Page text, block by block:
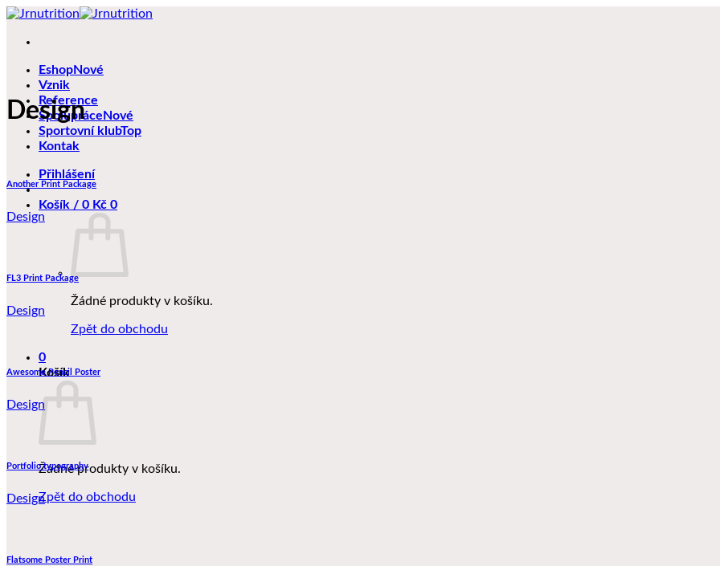
Přeskočit
obsah
Eshop
Vznik
Reference
Spolupráce
Sportovní klub
Kontak
Přihlášení
Košík / 0 Kč 0
Žádné produkty v košíku.
Zpět do obchodu
0
Košík
Žádné produkty v košíku.
Zpět do obchodu
Design
Another Print Package
Design
FL3 Print Package
Design
Awesome Pencil Poster
Design
Portfolio typography
Design
Flatsome Poster Print